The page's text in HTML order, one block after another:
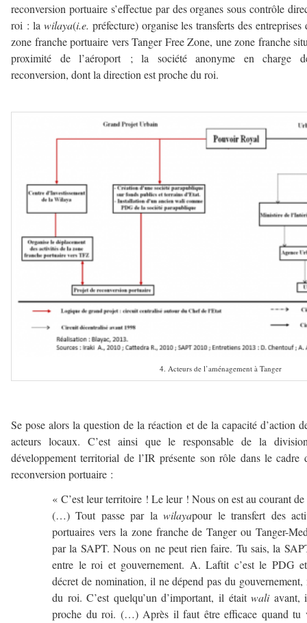
reconversion portuaire s’effectue par des organes sous contrôle
roi : la wilaya(i.e. préfecture) organise les transferts des entreprises
zone franche portuaire vers Tanger Free Zone, une zone franche
proximité de l’aéroport ; la société anonyme en charge
reconversion, dont la direction est proche du roi.
4. Acteurs de l’aménagement à Tanger
Se pose alors la question de la réaction et de la capacité d’action
acteurs locaux. C’est ainsi que le responsable de la
développement territorial de l’IR présente son rôle dans le cadre
reconversion portuaire :
« C’est leur territoire ! Le leur ! Nous on est au courant
(…) Tout passe par lawilayapour le transfert des
portuaires vers la zone franche de Tanger ou Tanger-
par la SAPT. Nous on ne peut rien faire. Tu sais, la
entre le roi et gouvernement. A. Laftit c’est le PDG
décret de nomination, il ne dépend pas du gouvernement,
du roi. C’est quelqu’un d’important, il étaitwali avant,
proche du roi. (…) Après il faut être efficace quand tu